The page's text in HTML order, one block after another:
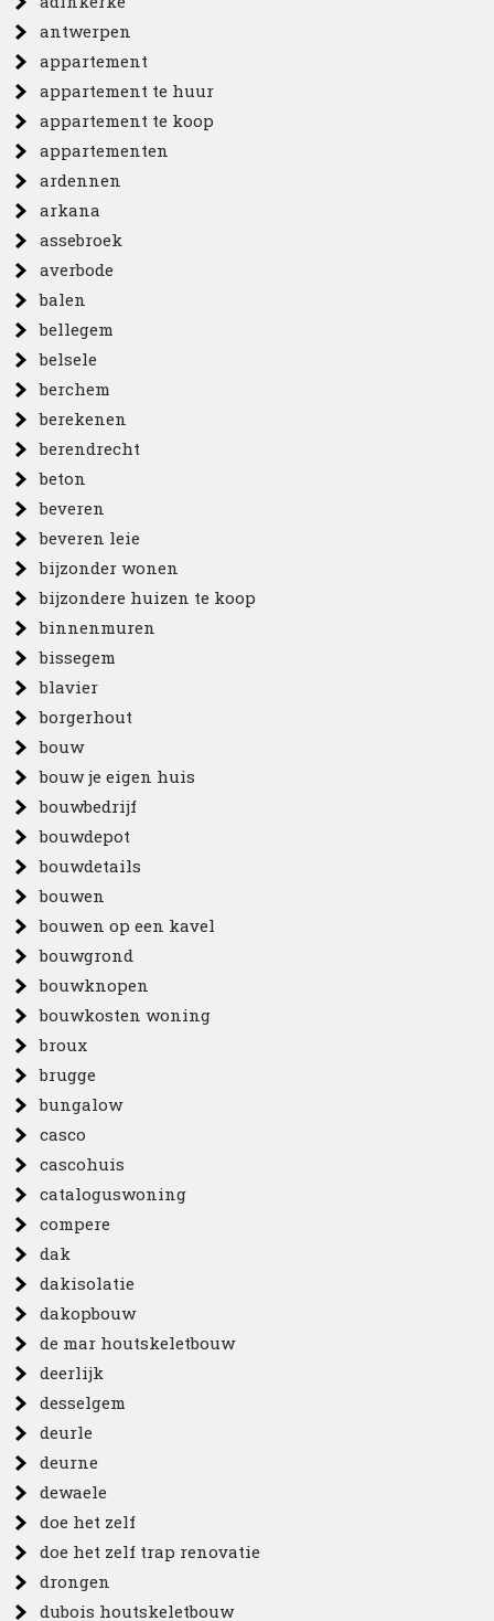
antwerpen
appartement
appartement te huur
appartement te koop
appartementen
ardennen
arkana
assebroek
averbode
balen
bellegem
belsele
berchem
berekenen
berendrecht
beton
beveren
beveren leie
bijzonder wonen
bijzondere huizen te koop
binnenmuren
bissegem
blavier
borgerhout
bouw
bouw je eigen huis
bouwbedrijf
bouwdepot
bouwdetails
bouwen
bouwen op een kavel
bouwgrond
bouwknopen
bouwkosten woning
broux
brugge
bungalow
casco
cascohuis
cataloguswoning
compere
dak
dakisolatie
dakopbouw
de mar houtskeletbouw
deerlijk
desselgem
deurle
deurne
dewaele
doe het zelf
doe het zelf trap renovatie
drongen
dubois houtskeletbouw